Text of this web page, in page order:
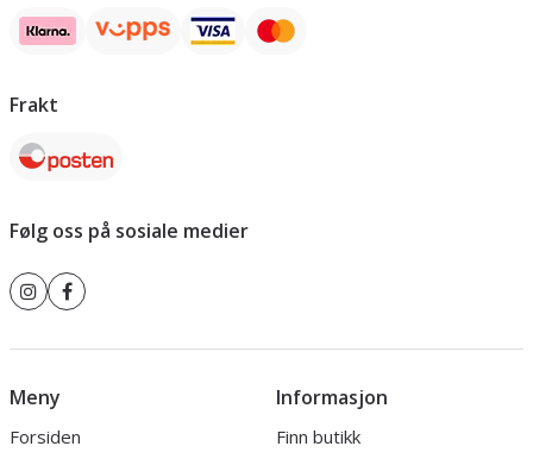
Frakt
Følg oss på sosiale medier
Meny
Forsiden
Informasjon
Finn butikk